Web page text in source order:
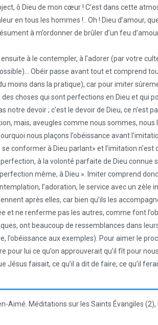
ô Dieu de mon cœur ! C’est dans cette
en tous les hommes !.. Oh ! Dieu d’amour,
à m’ordonner de brûler d’un feu
à le contempler, à l’adorer (par votre
Obéir passe avant tout et comprend
moins dans la pratique), car pour imiter
choses qui sont perfections en Dieu et qui
devoir ; c’est le devoir de Dieu, ce n’est
mais, aveugles comme nous sommes, nous
nous plaçons l’obéissance avant
conformer à Dieu parlant» et l’imitation
à la volonté parfaite de Dieu connue
même, à Dieu ». Imiter comprend
l’adoration, le service avec un zèle
après elles, car bien qu’ils les
et ne renferme pas les autres, comme font
ont beaucoup de ressemblances dans
l’obéissance aux exemples). Pour aimer le
lui ce qu’on approuverait qu’il fît pour
faisait, ce qu’il a dit de faire, ce qu’il
Aimé. Méditations sur les Saints Évangiles (2),